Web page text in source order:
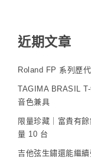
近期文章
Roland FP 系列歷
TAGIMA BRASIL
音色兼具
限量珍藏｜富貴有
量 10 台
吉他弦生鏽還能繼